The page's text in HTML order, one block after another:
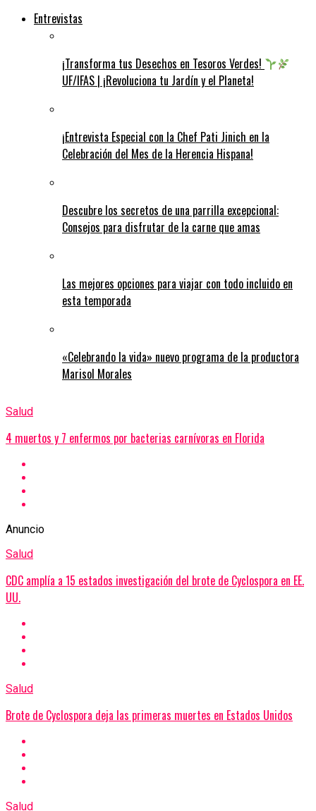
Entrevistas
¡Transforma tus Desechos en Tesoros Verdes!
UF/IFAS | ¡Revoluciona tu Jardín y el Planeta!
¡Entrevista Especial con la Chef Pati Jinich en la
Celebración del Mes de la Herencia Hispana!
Descubre los secretos de una parrilla excepcional:
Consejos para disfrutar de la carne que amas
Las mejores opciones para viajar con todo incluido en
esta temporada
«Celebrando la vida» nuevo programa de la productora
Marisol Morales
Salud
4 muertos y 7 enfermos por bacterias carnívoras en Florida
Anuncio
Salud
CDC amplía a 15 estados investigación del brote de Cyclospora en EE.
UU.
Salud
Brote de Cyclospora deja las primeras muertes en Estados Unidos
Salud